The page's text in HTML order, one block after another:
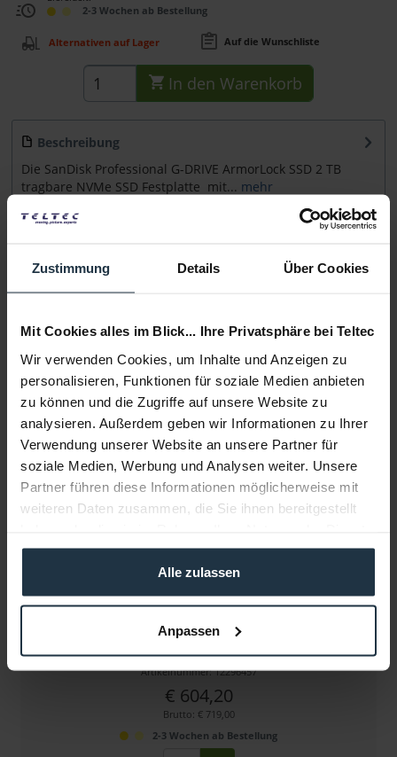
Zustimmung Details Über Cookies
Mit Cookies alles im Blick... Ihre Privatsphäre bei Teltec
Wir verwenden Cookies, um Inhalte und Anzeigen zu
personalisieren, Funktionen für soziale Medien anbieten
zu können und die Zugriffe auf unsere Website zu
analysieren. Außerdem geben wir Informationen zu Ihrer
Verwendung unserer Website an unsere Partner für
soziale Medien, Werbung und Analysen weiter. Unsere
Partner führen diese Informationen möglicherweise mit
weiteren Daten zusammen, die Sie ihnen bereitgestellt
gesammelt haben.
Alle zulassen
Anpassen
2-3 Wochen ab Bestellung
Alternativen auf Lager Auf die Wunschliste
In den Warenkorb
Beschreibung
Die SanDisk Professional G-DRIVE ArmorLock SSD 2 TB
tragbare NVMe SSD Festplatte mit... mehr
Medien
Folgende Infos zum Hersteller sind verfübar......mehr
Weitere Artikel von SanDisk Professional ansehen
SanDisk Professional G-DRIVE ArmorLock SSD 2 TB
kompakte NVMe SSD mit 2 TB Kapazität und...
Artikelnummer: 12296457
€ 604,20
Brutto: € 719,00
2-3 Wochen ab Bestellung